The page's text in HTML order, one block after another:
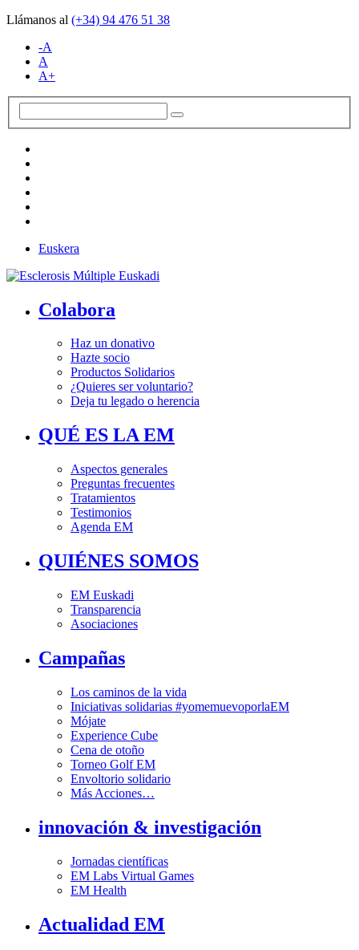
Llámanos al (+34) 94 476 51 38
-A
A
A+
Euskera
Colabora
Haz un donativo
Hazte socio
Productos Solidarios
¿Quieres ser voluntario?
Deja tu legado o herencia
QUÉ ES LA EM
Aspectos generales
Preguntas frecuentes
Tratamientos
Testimonios
Agenda EM
QUIÉNES SOMOS
EM Euskadi
Transparencia
Asociaciones
Campañas
Los caminos de la vida
Iniciativas solidarias #yomemuevoporlaEM
Mójate
Experience Cube
Cena de otoño
Torneo Golf EM
Envoltorio solidario
Más Acciones…
innovación & investigación
Jornadas científicas
EM Labs Virtual Games
EM Health
Actualidad EM